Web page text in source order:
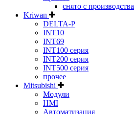
снято с производства
Kriwan
DELTA-P
INT10
INT69
INT100 серия
INT200 серия
INT500 серия
прочее
Mitsubishi
Модули
HMI
Автоматизация